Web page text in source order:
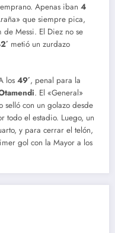
Apenas iban 4
que siempre pica,
de Messi. El Diez no se
metió un zurdazo
los 49′, penal para la
. El «General»
con un golazo desde
todo el estadio. Luego, un
y para cerrar el telón,
gol con la Mayor a los